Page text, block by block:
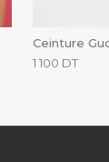
Ceinture
1 100 DT